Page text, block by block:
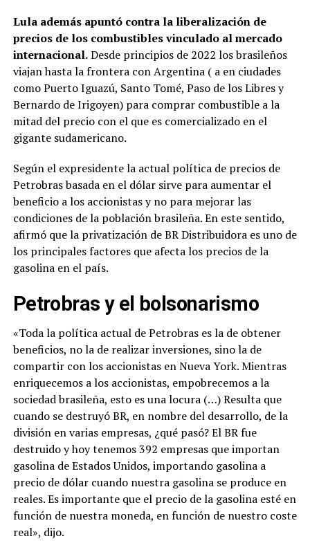
Lula además apuntó contra la liberalización de
precios de los combustibles vinculado al mercado
internacional.Desde principios de 2022 los brasileños
viajan hasta la frontera con Argentina ( a en ciudades
como Puerto Iguazú, Santo Tomé, Paso de los Libres y
Bernardo de Irigoyen) para comprar combustible a la
mitad del precio con el que es comercializado en el
gigante sudamericano.
Según el expresidente la actual política de precios de
Petrobras basada en el dólar sirve para aumentar el
beneficio a los accionistas y no para mejorar las
condiciones de la población brasileña. En este sentido,
afirmó que la privatización de BR Distribuidora es uno de
los principales factores que afecta los precios de la
gasolina en el país.
Petrobras y el bolsonarismo
«Toda la política actual de Petrobras es la de obtener
beneficios, no la de realizar inversiones, sino la de
compartir con los accionistas en Nueva York. Mientras
enriquecemos a los accionistas, empobrecemos a la
sociedad brasileña, esto es una locura (…) Resulta que
cuando se destruyó BR, en nombre del desarrollo, de la
división en varias empresas, ¿qué pasó? El BR fue
destruido y hoy tenemos 392 empresas que importan
gasolina de Estados Unidos, importando gasolina a
precio de dólar cuando nuestra gasolina se produce en
reales. Es importante que el precio de la gasolina esté en
función de nuestra moneda, en función de nuestro coste
real», dijo.